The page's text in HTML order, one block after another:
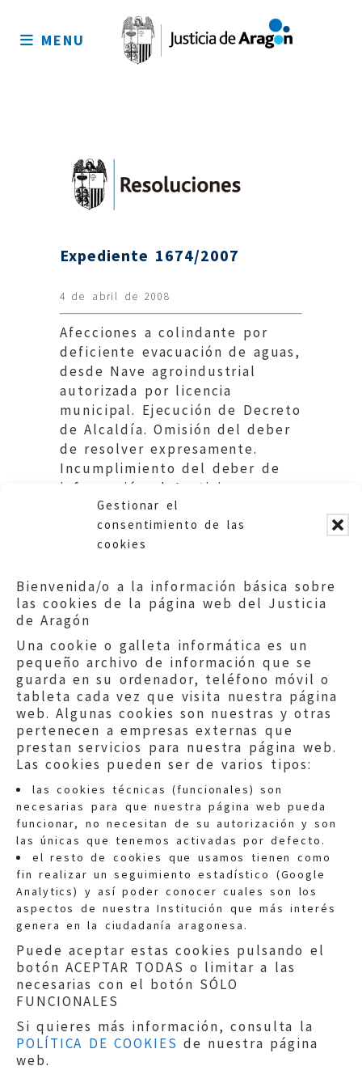
Gestionar el
consentimiento de las
cookies
Bienvenida/o a la información básica sobre
las cookies de la página web del Justicia
de Aragón
Una cookie o galleta informática es un
pequeño archivo de información que se
guarda en su ordenador, teléfono móvil o
tableta cada vez que visita nuestra página
web. Algunas cookies son nuestras y otras
pertenecen a empresas externas que
prestan servicios para nuestra página web.
Las cookies pueden ser de varios tipos:
las cookies técnicas (funcionales) son
necesarias para que nuestra página web pueda
funcionar, no necesitan de su autorización y son
las únicas que tenemos activadas por defecto.
el resto de cookies que usamos tienen como
fin realizar un seguimiento estadístico (Google
Analytics) y así poder conocer cuales son los
aspectos de nuestra Institución que más interés
genera en la ciudadanía aragonesa.
Puede aceptar estas cookies pulsando el
botón ACEPTAR TODAS o limitar a las
necesarias con el botón SÓLO
FUNCIONALES
Si quieres más información, consulta la
POLÍTICA DE COOKIES de nuestra página
web.
sitio
MENU
Expediente 1674/2007
4 de abril de 2008
Afecciones a colindante por
deficiente evacuación de aguas,
desde Nave agroindustrial
autorizada por licencia
municipal. Ejecución de Decreto
de Alcaldía. Omisión del deber
de resolver expresamente.
Incumplimiento del deber de
información al Justicia.
Ayuntamiento de Muel.
Quejas:quejas@eljusticiadearagon.es
Información general:
informacion@eljusticiadearagon.es
Teléfonos:900 210 210/
Aviso legal|Política de privacidad|
Protección de Datos